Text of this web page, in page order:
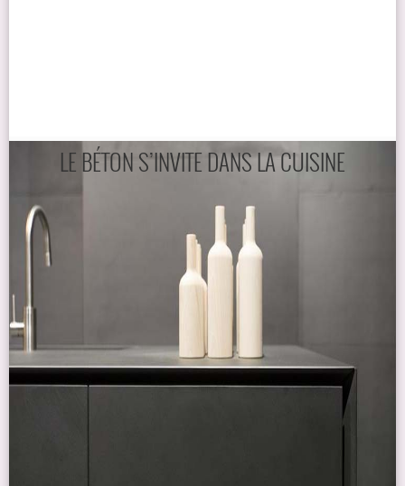
LE BÉTON S’INVITE DANS LA CUISINE